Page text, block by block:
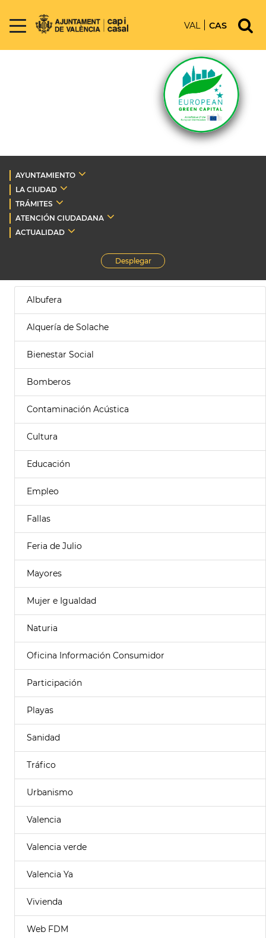
VAL CAS
AYUNTAMIENTO
LA CIUDAD
TRÁMITES
ATENCIÓN CIUDADANA
ACTUALIDAD
Desplegar
Albufera
Alquería de Solache
Bienestar Social
Bomberos
Contaminación Acústica
Cultura
Educación
Empleo
Fallas
Feria de Julio
Mayores
Mujer e Igualdad
Naturia
Oficina Información Consumidor
Participación
Playas
Sanidad
Tráfico
Urbanismo
Valencia
Valencia verde
Valencia Ya
Vivienda
Web FDM